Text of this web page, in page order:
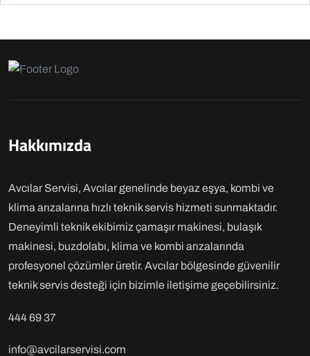
Hakkımızda
Avcılar Servisi, Avcılar genelinde beyaz eşya, kombi ve
klima arızalarına hızlı teknik servis hizmeti sunmaktadır.
Deneyimli teknik ekibimiz çamaşır makinesi, bulaşık
makinesi, buzdolabı, klima ve kombi arızalarında
profesyonel çözümler üretir. Avcılar bölgesinde güvenilir
teknik servis desteği için bizimle iletişime geçebilirsiniz.
444 69 37
info@avcilarservisi.com